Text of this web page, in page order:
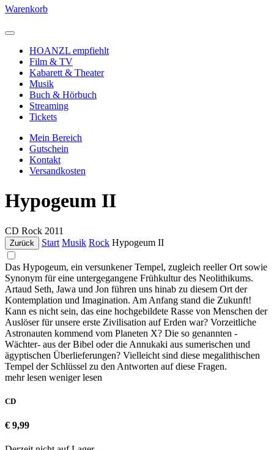
Warenkorb
HOANZL empfiehlt
Film & TV
Kabarett & Theater
Musik
Buch & Hörbuch
Streaming
Tickets
Mein Bereich
Gutschein
Kontakt
Versandkosten
Hypogeum II
CD Rock 2011
Zurück Start Musik Rock Hypogeum II
Das Hypogeum, ein versunkener Tempel, zugleich reeller Ort sowie
Synonym für eine untergegangene Frühkultur des Neolithikums.
Artaud Seth, Jawa und Jon führen uns hinab zu diesem Ort der
Kontemplation und Imagination. Am Anfang stand die Zukunft!
Kann es nicht sein, das eine hochgebildete Rasse von Menschen der
Auslöser für unsere erste Zivilisation auf Erden war? Vorzeitliche
Astronauten kommend vom Planeten X? Die so genannten -
Wächter- aus der Bibel oder die Annukaki aus sumerischen und
ägyptischen Überlieferungen? Vielleicht sind diese megalithischen
Tempel der Schlüssel zu den Antworten auf diese Fragen.
mehr lesen weniger lesen
CD
€ 9,99